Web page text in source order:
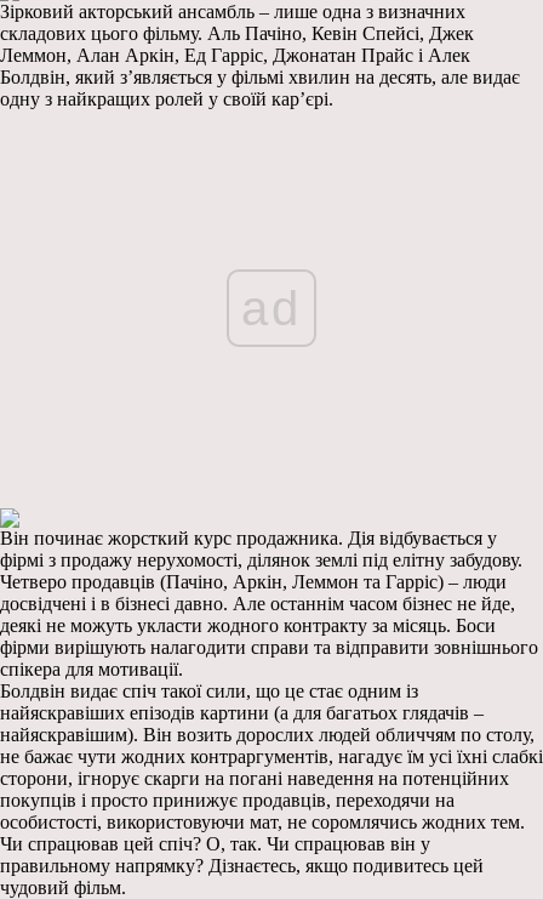
Зірковий акторський ансамбль – лише одна з визначних
складових цього фільму. Аль Пачіно, Кевін Спейсі, Джек
Леммон, Алан Аркін, Ед Гарріс, Джонатан Прайс і Алек
Болдвін, який з’являється у фільмі хвилин на десять, але видає
одну з найкращих ролей у своїй кар’єрі.
ad
Він починає жорсткий курс продажника. Дія відбувається у
фірмі з продажу нерухомості, ділянок землі під елітну забудову.
Четверо продавців (Пачіно, Аркін, Леммон та Гарріс) – люди
досвідчені і в бізнесі давно. Але останнім часом бізнес не йде,
деякі не можуть укласти жодного контракту за місяць. Боси
фірми вирішують налагодити справи та відправити зовнішнього
спікера для мотивації.
Болдвін видає спіч такої сили, що це стає одним із
найяскравіших епізодів картини (а для багатьох глядачів –
найяскравішим). Він возить дорослих людей обличчям по столу,
не бажає чути жодних контраргументів, нагадує їм усі їхні слабкі
сторони, ігнорує скарги на погані наведення на потенційних
покупців і просто принижує продавців, переходячи на
особистості, використовуючи мат, не соромлячись жодних тем.
Чи спрацював цей спіч? О, так. Чи спрацював він у
правильному напрямку? Дізнаєтесь, якщо подивитесь цей
чудовий фільм.